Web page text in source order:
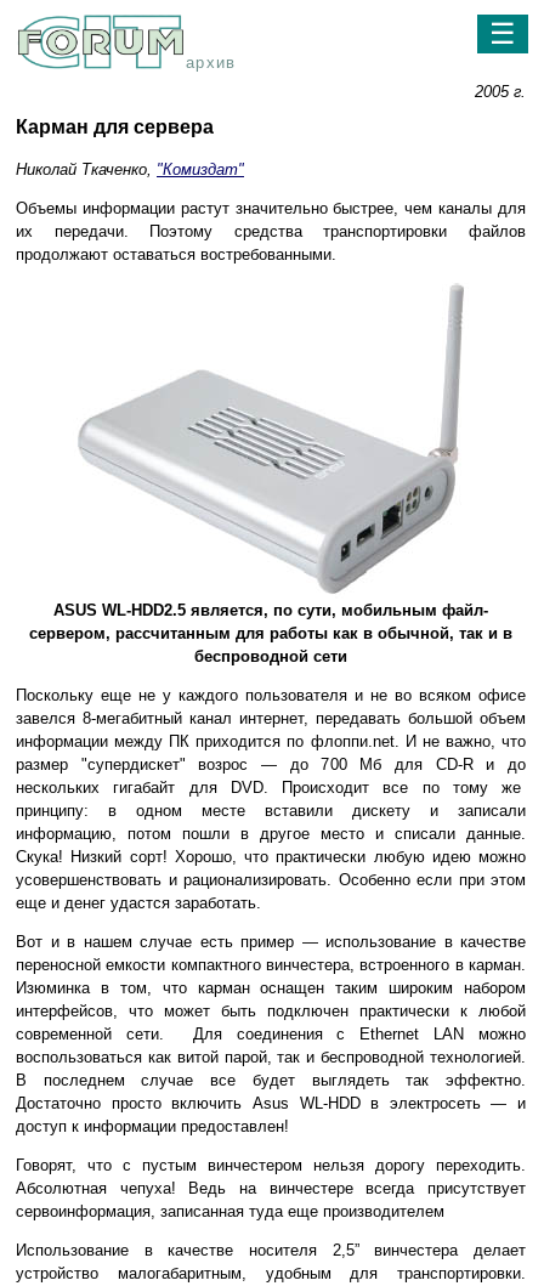
архив
☰
2005 г.
Карман для сервера
Николай Ткаченко, "Комиздат"
Объемы информации растут значительно быстрее, чем каналы для
их передачи. Поэтому средства транспортировки файлов
продолжают оставаться востребованными.
ASUS WL-HDD2.5 является, по сути, мобильным файл-
сервером, рассчитанным для работы как в обычной, так и в
беспроводной сети
Поскольку еще не у каждого пользователя и не во всяком офисе
завелся 8-мегабитный канал интернет, передавать большой объем
информации между ПК приходится по флоппи.net. И не важно, что
размер "супердискет" возрос — до 700 Мб для CD-R и до
нескольких гигабайт для DVD. Происходит все по тому же
принципу: в одном месте вставили дискету и записали
информацию, потом пошли в другое место и списали данные.
Скука! Низкий сорт! Хорошо, что практически любую идею можно
усовершенствовать и рационализировать. Особенно если при этом
еще и денег удастся заработать.
Вот и в нашем случае есть пример — использование в качестве
переносной емкости компактного винчестера, встроенного в карман.
Изюминка в том, что карман оснащен таким широким набором
интерфейсов, что может быть подключен практически к любой
современной сети. Для соединения с Ethernet LAN можно
воспользоваться как витой парой, так и беспроводной технологией.
В последнем случае все будет выглядеть так эффектно.
Достаточно просто включить Asus WL-HDD в электросеть — и
доступ к информации предоставлен!
Говорят, что с пустым винчестером нельзя дорогу переходить.
Абсолютная чепуха! Ведь на винчестере всегда присутствует
сервоинформация, записанная туда еще производителем
Использование в качестве носителя 2,5” винчестера делает
устройство малогабаритным, удобным для транспортировки.